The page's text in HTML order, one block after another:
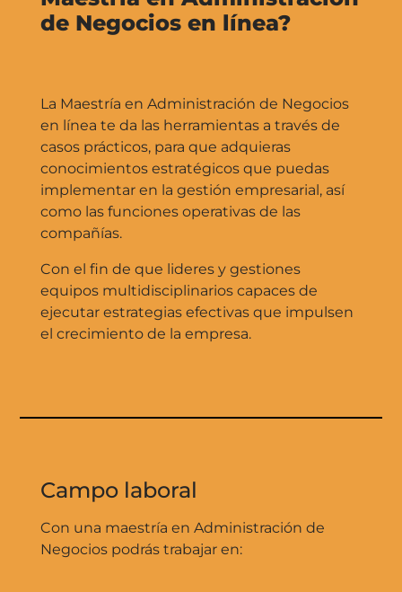
de Negocios en línea?
La Maestría en Administración de Negocios
en línea te da las herramientas a través de
casos prácticos, para que adquieras
conocimientos estratégicos que puedas
implementar en la gestión empresarial, así
como las funciones operativas de las
compañías.
Con el fin de que lideres y gestiones
equipos multidisciplinarios capaces de
ejecutar estrategias efectivas que impulsen
el crecimiento de la empresa.
Campo laboral
Con una maestría en Administración de
Negocios podrás trabajar en: